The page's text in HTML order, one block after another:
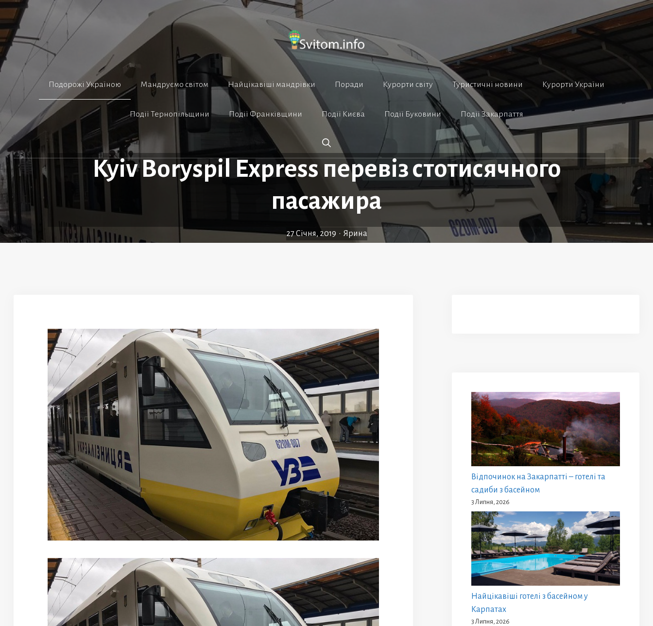
Перейти
до
вмісту
Подорожі Україною Мандруємо світом Найцікавіші мандрівки Поради Курорти світу Туристичні новини Курорти України
Події Тернопільщини Події Франківщини Події Києва Події Буковини Події Закарпаття
Kyiv Boryspil Express перевіз стотисячного
пасажира
27 Січня, 2019 • Ярина
Відпочинок на Закарпатті – готелі та
садиби з басейном
3 Липня, 2026
Найцікавіші готелі з басейном у
Карпатах
3 Липня, 2026